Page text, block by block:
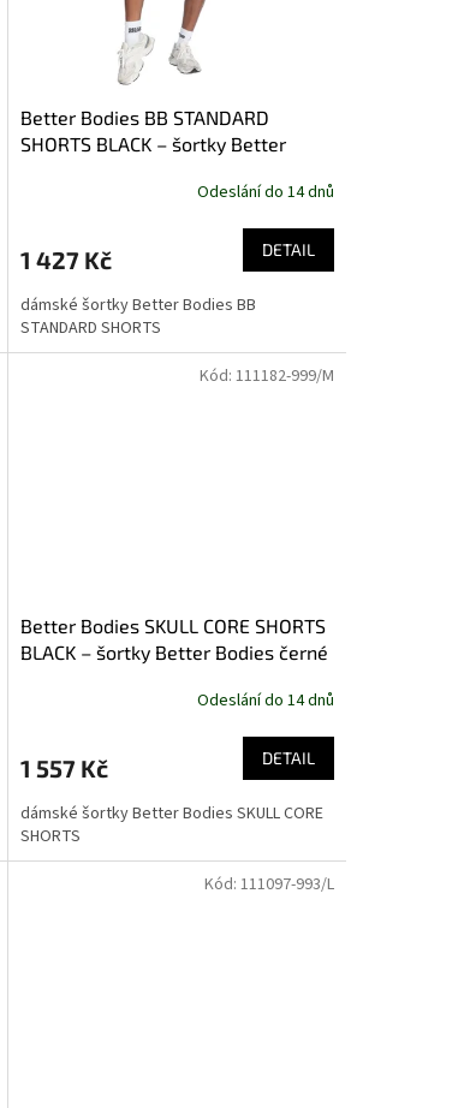
Better Bodies BB STANDARD
SHORTS BLACK – šortky Better
Odeslání do 14 dnů
1 427 Kč DETAIL
dámské šortky Better Bodies BB
STANDARD SHORTS
Better Bodies SKULL CORE SHORTS
BLACK – šortky Better Bodies černé
Odeslání do 14 dnů
1 557 Kč DETAIL
dámské šortky Better Bodies SKULL CORE
SHORTS
Kód: 111182-999/M
Kód: 111097-993/L